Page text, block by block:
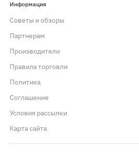
Информация
Советы и обзоры
Партнерам
Производители
Правила торговли
Политика
Cоглашение
Условия рассылки
Карта сайта